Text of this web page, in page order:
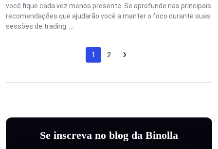
você fique cada vez menos presente. Se aprofunde nas principais
recomendações que ajudarão você a manter o foco durante suas
sessões de trading. ...
1 2
Se inscreva no blog da Binolla